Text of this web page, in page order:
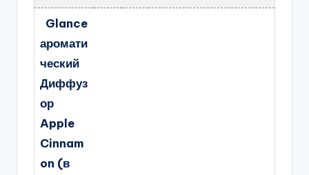
Glance
аромати
ческий
Диффуз
ор
Apple
Cinnam
on (в